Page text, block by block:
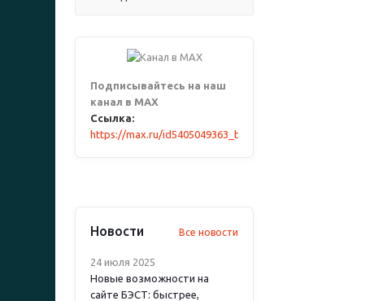
Подписывайтесь на наш
канал в MAX
Ссылка:
https://max.ru/id5405049363_biz
Новости Все новости
24 июля 2025
Новые возможности на
сайте БЭСТ: быстрее,